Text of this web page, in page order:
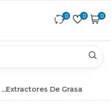
0 0 0
...Extractores De Grasa